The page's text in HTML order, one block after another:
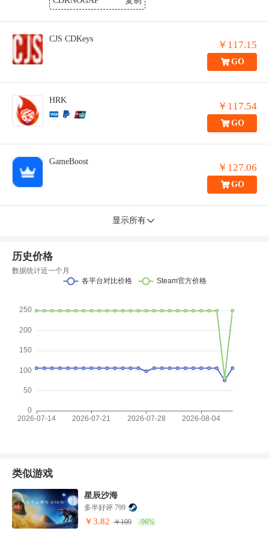
CJS CDKeys
￥117.15
GO
HRK
￥117.54
GO
GameBoost
￥127.06
GO
显示所有
历史价格
数据统计近一个月
类似游戏
星辰沙海
多半好评 799
￥3.82 ￥109 -96%